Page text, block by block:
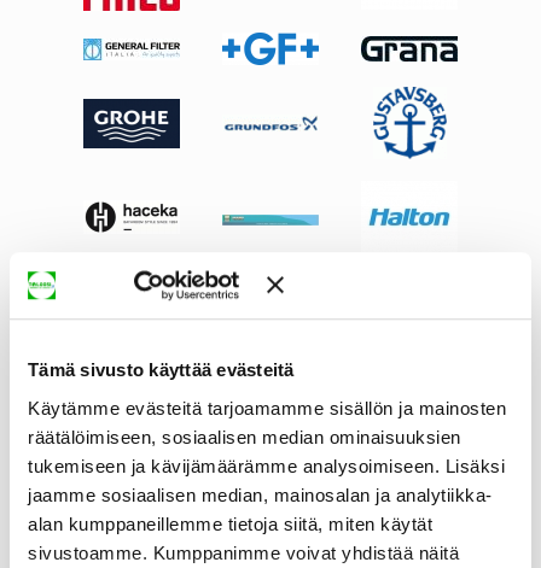
Tämä sivusto käyttää evästeitä
Käytämme evästeitä tarjoamamme sisällön ja mainosten
räätälöimiseen, sosiaalisen median ominaisuuksien
tukemiseen ja kävijämäärämme analysoimiseen. Lisäksi
jaamme sosiaalisen median, mainosalan ja analytiikka-
alan kumppaneillemme tietoja siitä, miten käytät
sivustoamme. Kumppanimme voivat yhdistää näitä